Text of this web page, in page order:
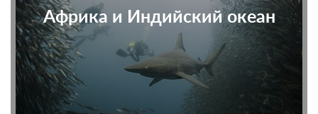
Африка и Индийский океан